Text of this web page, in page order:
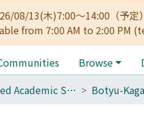
08/13(木)7:00～14:00（予
from 7:00 AM to 2:00 PM
Browse
007_Related Academic Societies